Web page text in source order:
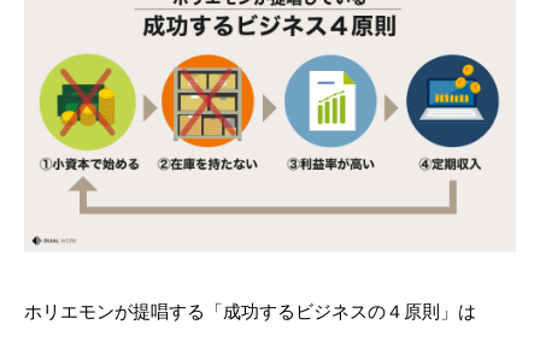
ホリエモンが提唱する「成功するビジネスの４原則」は